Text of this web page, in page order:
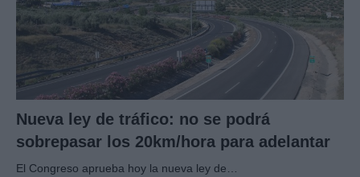
Nueva ley de tráfico: no se podrá
sobrepasar los 20km/hora para adelantar
El Congreso aprueba hoy la nueva ley de…